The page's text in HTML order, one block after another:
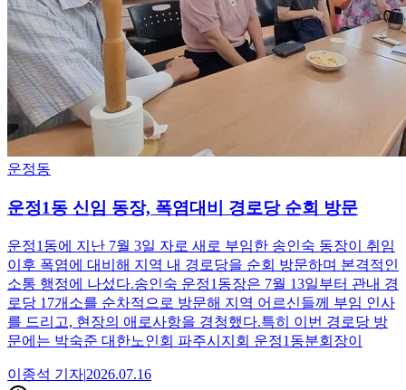
운정동
운정1동 신임 동장, 폭염대비 경로당 순회 방문
운정1동에 지난 7월 3일 자로 새로 부임한 송인숙 동장이 취임
이후 폭염에 대비해 지역 내 경로당을 순회 방문하며 본격적인
소통 행정에 나섰다.송인숙 운정1동장은 7월 13일부터 관내 경
로당 17개소를 순차적으로 방문해 지역 어르신들께 부임 인사
를 드리고, 현장의 애로사항을 경청했다.특히 이번 경로당 방
문에는 박숙준 대한노인회 파주시지회 운정1동분회장이
이종석 기자|2026.07.16